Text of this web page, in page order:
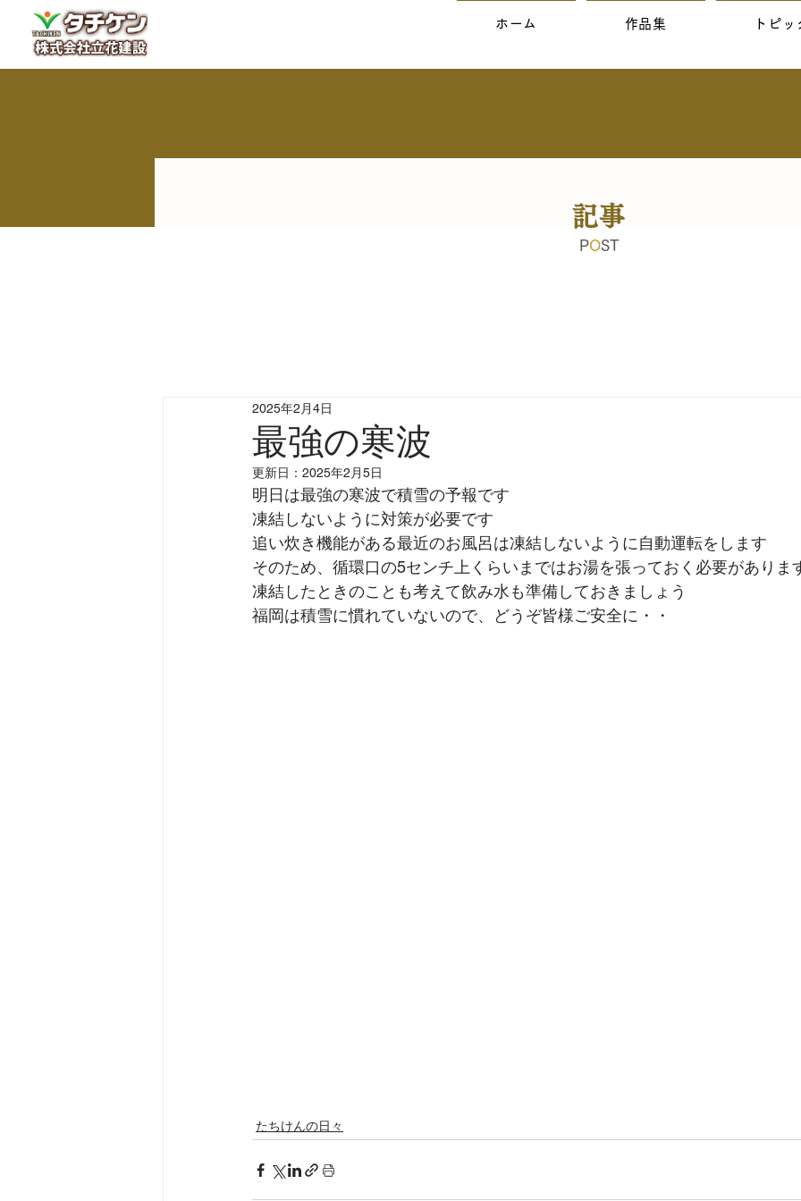
ホーム 作品集 トピ
記事
POST
最強の寒波
2025年2月4日
更新日： 2025年2月5日
明日は最強の寒波で積雪の予報です
凍結しないように対策が必要です
追い炊き機能がある最近のお風呂は凍結しないように自動運転をします
そのため、循環口の5センチ上くらいまではお湯を張っておく必要がありま
凍結したときのことも考えて飲み水も準備しておきましょう
福岡は積雪に慣れていないので、どうぞ皆様ご安全に・・
たちけんの日々